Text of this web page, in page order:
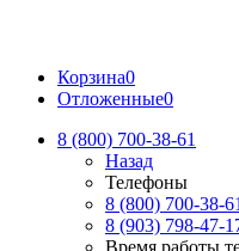
Корзина0
Отложенные0
8 (800) 700-38-61
Назад
Телефоны
8 (800) 700-38-61
8 (903) 798-47-
Время работы